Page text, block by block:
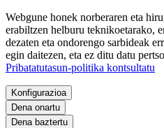
Webgune honek norberaren eta
erabiltzen helburu teknikoetarako,
dezaten eta ondorengo sarbideak
egin daitezen, eta ez ditu datu
Pribatatutasun-politika kontsultatu
Konfigurazioa
Dena onartu
Dena baztertu